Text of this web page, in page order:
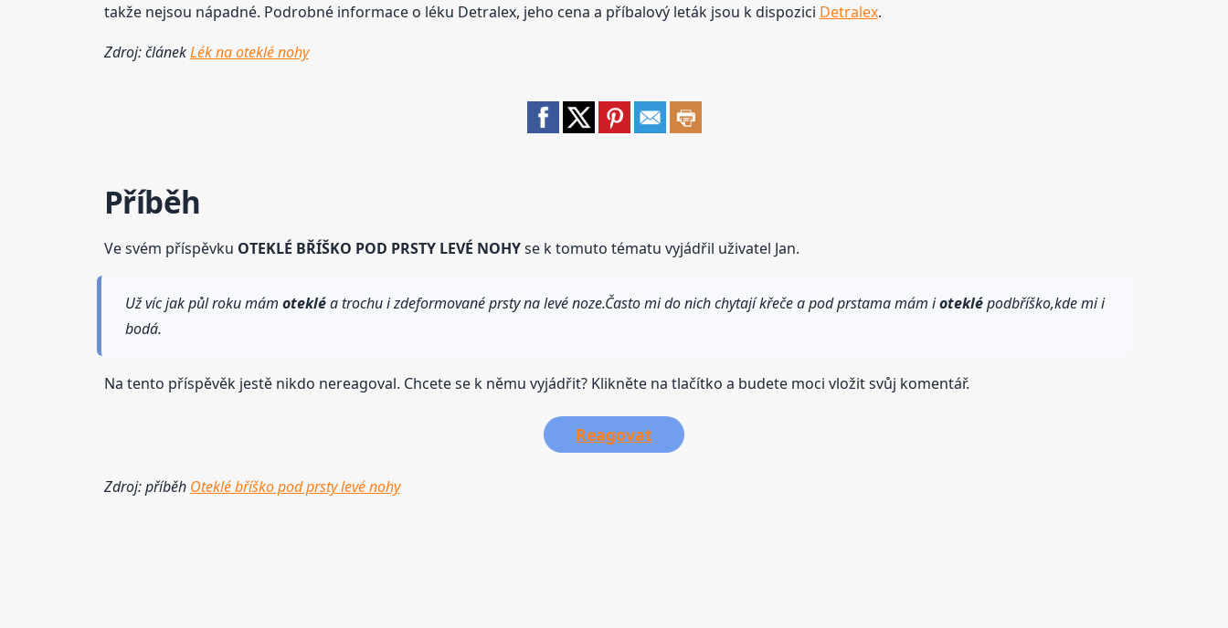
takže nejsou nápadné. Podrobné informace o léku Detralex, jeho cena a příbalový leták jsou k dispozici Detralex.
Zdroj: článekLék na oteklé nohy
Příběh
Ve svém příspěvku OTEKLÉ BŘÍŠKO POD PRSTY LEVÉ NOHYse k tomuto tématu vyjádřil uživatel Jan.
Už víc jak půl roku mám otekléa trochu i zdeformované prsty na levé noze.Často mi do nich chytají křeče a pod prstama mám ioteklépodbříško,kde mi i
bodá.
Na tento příspěvěk jestě nikdo nereagoval. Chcete se k němu vyjádřit? Klikněte na tlačítko a budete moci vložit svůj komentář.
Reagovat
Zdroj: příběh Oteklé bříško pod prsty levé nohy